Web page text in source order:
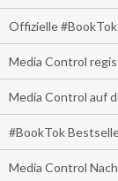
Offizielle
Media Control
Media Control auf
#BookTok
Media Control